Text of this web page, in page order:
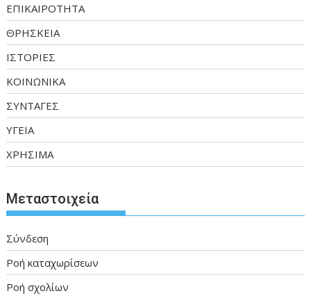
ΕΠΙΚΑΙΡΟΤΗΤΑ
ΘΡΗΣΚΕΙΑ
ΙΣΤΟΡΙΕΣ
ΚΟΙΝΩΝΙΚΑ
ΣΥΝΤΑΓΕΣ
ΥΓΕΙΑ
ΧΡΗΣΙΜΑ
Μεταστοιχεία
Σύνδεση
Ροή καταχωρίσεων
Ροή σχολίων